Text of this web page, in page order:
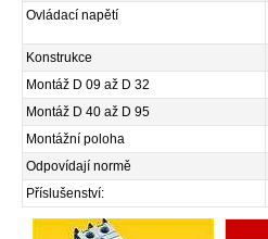
Ovládací napětí
Konstrukce
Montáž D 09 až D 32
Montáž D 40 až D 95
Montážní poloha
Odpovídají normě
Příslušenství: